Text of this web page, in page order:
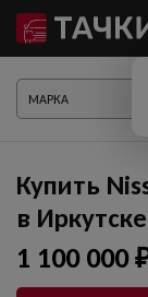
Купить
в Иркутске
1 100 000